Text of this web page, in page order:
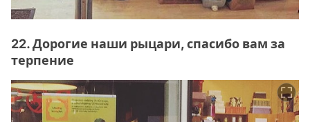
22. Дорогие наши рыцари, спасибо вам за
терпение